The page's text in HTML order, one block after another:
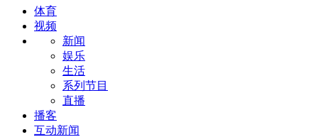
体育
视频
新闻
娱乐
生活
系列节目
直播
播客
互动新闻